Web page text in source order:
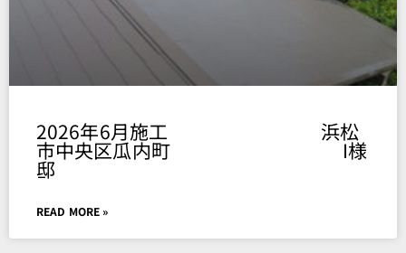
2026年6月施工 浜松
市中央区瓜内町 I様
邸
READ MORE »